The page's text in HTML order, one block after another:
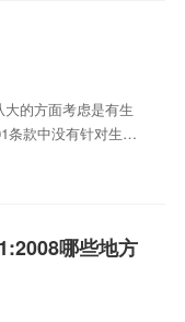
的方面考虑是有生
条款中没有针对生产
产，这些和财产安
哪些地方